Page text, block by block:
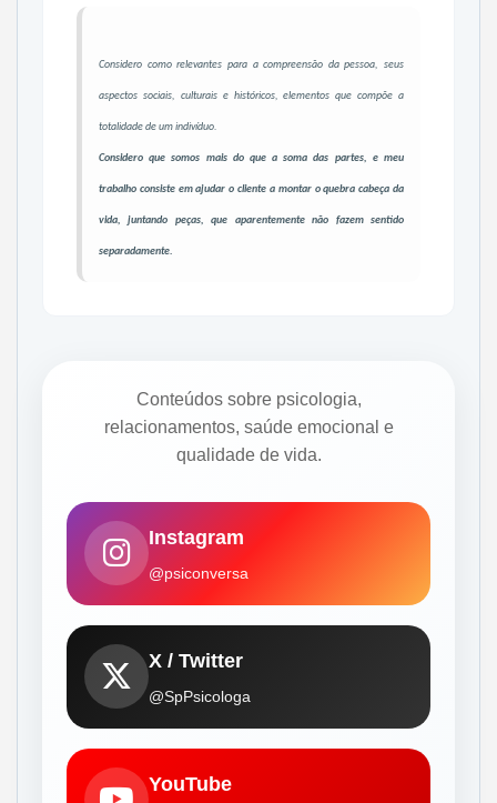
Considero como relevantes para a compreensão da pessoa, seus
aspectos sociais, culturais e históricos, elementos que compõe a
totalidade de um indivíduo.
Considero que somos mais do que a soma das partes, e meu
trabalho consiste em ajudar o cliente a montar o quebra cabeça da
vida, juntando peças, que aparentemente não fazem sentido
separadamente.
Conteúdos sobre psicologia,
relacionamentos, saúde emocional e
qualidade de vida.
Instagram
@psiconversa
X / Twitter
@SpPsicologa
YouTube